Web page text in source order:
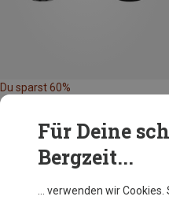
Du sparst 60%
Für Deine
Bergzeit...
… verwenden wir